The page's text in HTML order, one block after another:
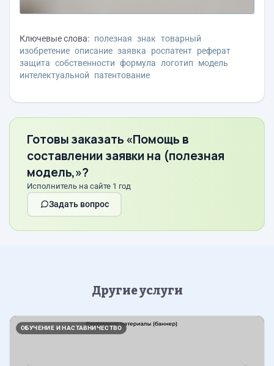
Ключевые слова: полезная знак товарный
изобретение описание заявка роспатент реферат
защита собственности формула логотип
модель
интелектуальной
патентование
Готовы заказать «Помощь в
составлении заявки на (полезная
модель,»?
Исполнитель на сайте 1 год
Задать вопрос
Другие услуги
ОБУЧЕНИЕ И НАСТАВНИЧЕСТВО
Назад